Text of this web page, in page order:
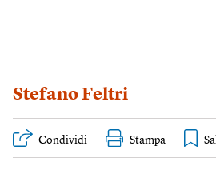
Stefano Feltri
Condividi Stampa